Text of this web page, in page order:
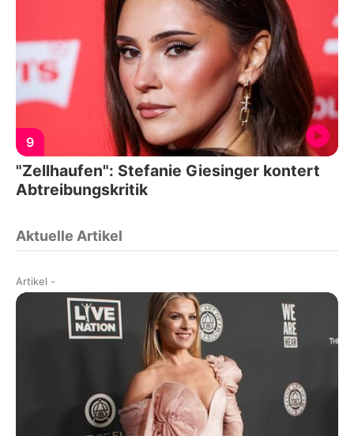
9
"Zellhaufen": Stefanie Giesinger kontert
Abtreibungskritik
Aktuelle Artikel
Artikel -